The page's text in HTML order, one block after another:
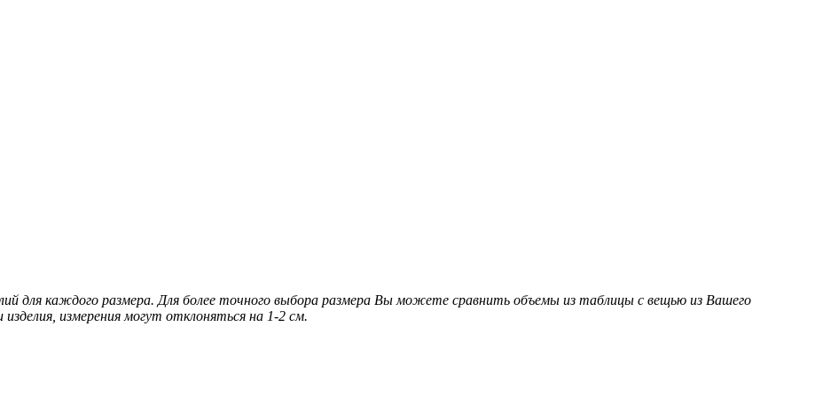
для каждого размера. Для более точного выбора размера Вы можете сравнить объемы из таблицы с вещью из Вашего
измерения могут отклоняться на 1-2 см.